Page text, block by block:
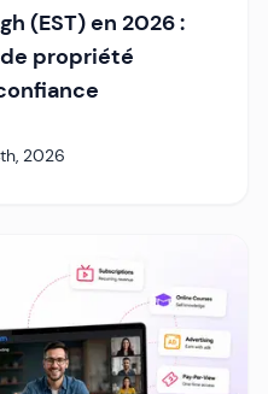
(EST) en 2026 :
propriété
2026